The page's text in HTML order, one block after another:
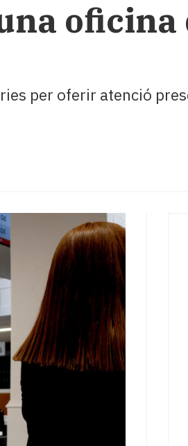
per oferir atenció